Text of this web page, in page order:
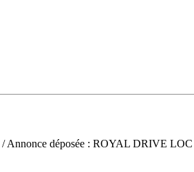
/ Annonce déposée : ROYAL DRIVE LOC